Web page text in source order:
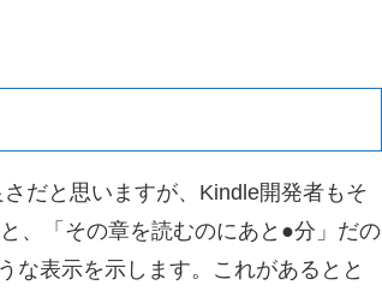
だと思いますが、Kindle開発者もそ
、「その章を読むのにあと●分」だの
な表示を示します。これがあるとと